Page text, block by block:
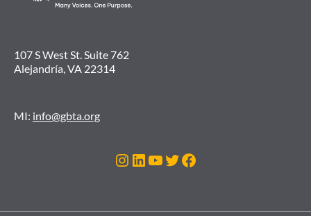
107 S West St. Suite 762
Alejandría, VA 22314
MI: info@gbta.org
Instagram
LinkedIn
YouTube
Twitter
Facebook